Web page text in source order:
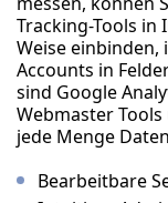
Tracking-Tools in
Weise
Accounts in
sind Google
Webmaster
jede Menge
Bearbeitbare